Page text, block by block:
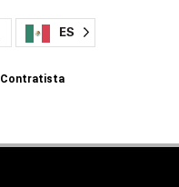
ES
Contratista